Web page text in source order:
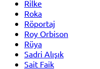
Rilke
Roka
Röportaj
Roy Orbison
Rüya
Sadri Alışık
Sait Faik